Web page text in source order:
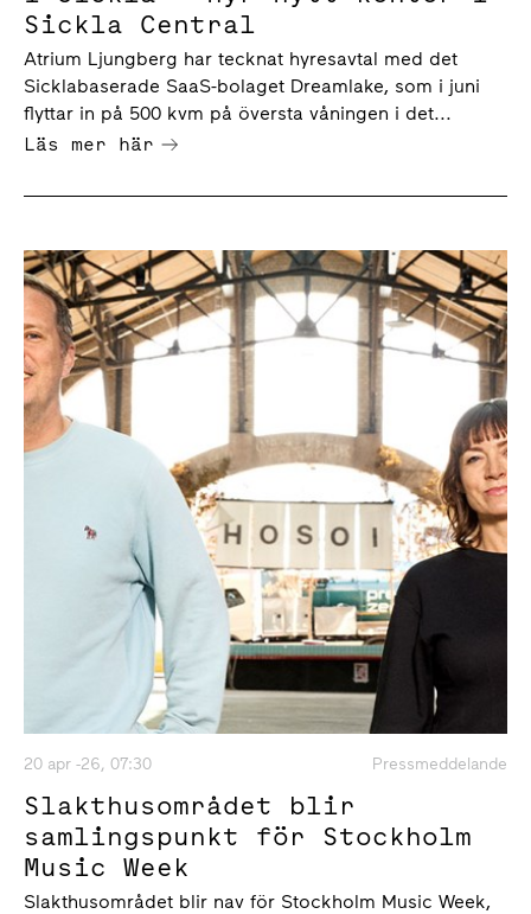
Sickla Central
Atrium Ljungberg har tecknat hyresavtal med det
Sicklabaserade SaaS-bolaget Dreamlake, som i juni
flyttar in på 500 kvm på översta våningen i det...
Läs mer här
20 apr -26, 07:30 Pressmeddelande
Slakthusområdet blir
samlingspunkt för Stockholm
Music Week
Slakthusområdet blir nav för Stockholm Music Week,